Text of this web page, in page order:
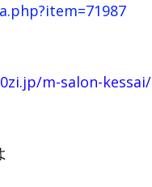
m-salon-kessai/